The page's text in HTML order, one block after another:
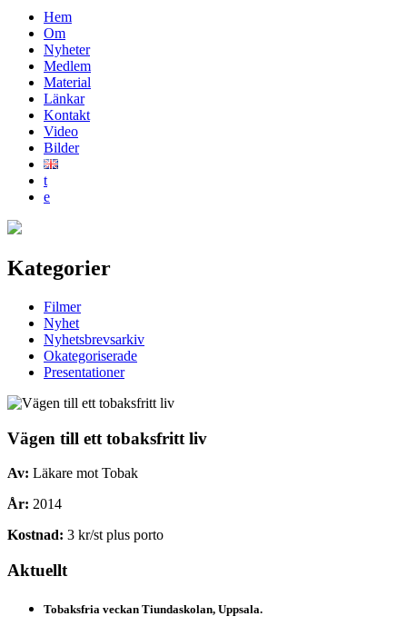
Hem
Om
Nyheter
Medlem
Material
Länkar
Kontakt
Video
Bilder
t
e
Kategorier
Filmer
Nyhet
Nyhetsbrevsarkiv
Okategoriserade
Presentationer
Vägen till ett tobaksfritt liv
Av: Läkare mot Tobak
År: 2014
Kostnad: 3 kr/st plus porto
Aktuellt
Tobaksfria veckan Tiundaskolan, Uppsala.